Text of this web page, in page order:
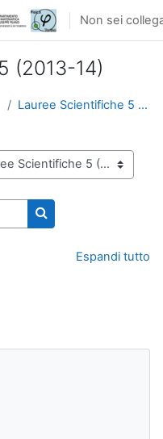
Non sei
(2013-14)
Lauree Scientifiche 5 (2013-14)
Cerca corsi
Espandi tutto